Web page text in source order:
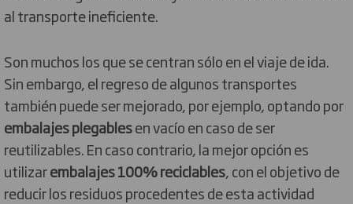
al transporte ineficiente.
Son muchos los que se centran sólo en el viaje de ida.
Sin embargo, el regreso de algunos transportes
también puede ser mejorado, por ejemplo, optando por
embalajes plegablesen vacío en caso de ser
reutilizables. En caso contrario, la mejor opción es
utilizarembalajes 100% reciclables, con el objetivo de
reducir los residuos procedentes de esta actividad